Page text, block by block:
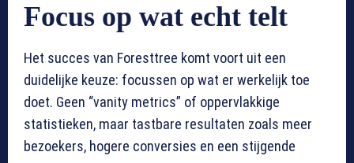
Focus op wat echt telt
Het succes van Foresttree komt voort uit een
duidelijke keuze: focussen op wat er werkelijk toe
doet. Geen “vanity metrics” of oppervlakkige
statistieken, maar tastbare resultaten zoals meer
bezoekers, hogere conversies en een stijgende